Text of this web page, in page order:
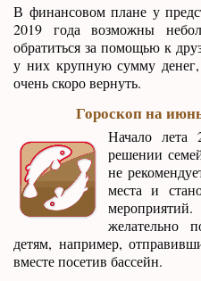
В финансовом плане у
2019 года возможны
обратиться за помощью к
у них крупную сумму
очень скоро вернуть.
Гороскоп на
Начало лета
решении
не
места и
желательно
детям, например,
вместе посетив бассейн.